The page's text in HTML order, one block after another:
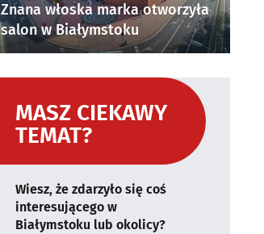
Znana włoska marka otworzyła
salon w Białymstoku
MASZ CIEKAWY
TEMAT?
Wiesz, że zdarzyło się coś
interesującego w
Białymstoku lub okolicy?